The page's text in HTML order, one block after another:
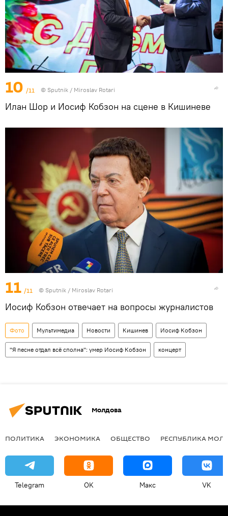
10 /11 © Sputnik / Miroslav Rotari
Илан Шор и Иосиф Кобзон на сцене в Кишиневе
11 /11 © Sputnik / Miroslav Rotari
Иосиф Кобзон отвечает на вопросы журналистов
Фото Мультимедиа Новости Кишинев Иосиф Кобзон
"Я песне отдал всё сполна": умер Иосиф Кобзон концерт
Молдова
ПОЛИТИКА ЭКОНОМИКА ОБЩЕСТВО РЕСПУБЛИКА
Telegram OK Макс VK